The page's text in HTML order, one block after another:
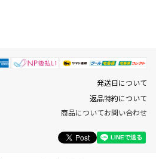
発送日について
返品特約について
商品についてお問い合わせ